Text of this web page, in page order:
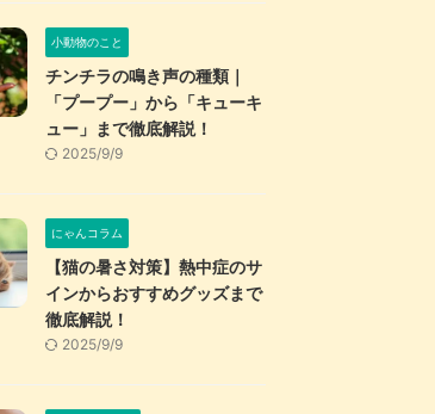
小動物のこと
チンチラの鳴き声の種類｜
「プープー」から「キューキ
ュー」まで徹底解説！
2025/9/9
にゃんコラム
【猫の暑さ対策】熱中症のサ
インからおすすめグッズまで
徹底解説！
2025/9/9